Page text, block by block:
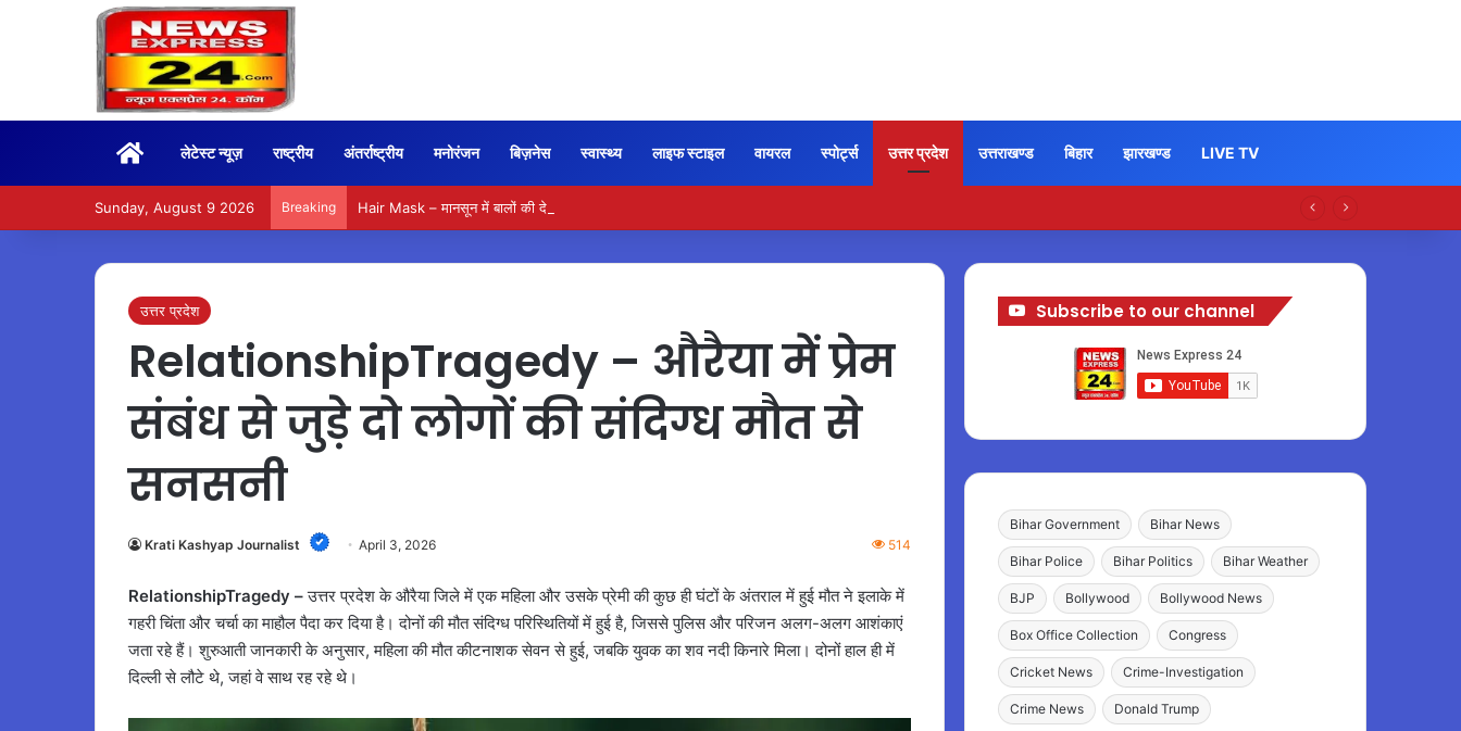
Homeलेटेस्ट न्यूज़ राष्ट्रीय अंतर्राष्ट्रीय मनोरंजन बिज़नेस स्वास्थ्य लाइफ स्टाइल वायरल स्पोर्ट्स उत्तर प्रदेश उत्तराखण्ड बिहार झारखण्ड LIVE TV
Sunday, August 9 2026 Breaking Hair Mask – मानसून में बालों की देखभाल के लिए आजमाएं अंडे का मास्क
उत्तर प्रदेश
RelationshipTragedy – औरैया में प्रेम
संबंध से जुड़े दो लोगों की संदिग्ध मौत से
सनसनी
Krati Kashyap Journalist April 3, 2026 514
RelationshipTragedy –उत्तर प्रदेश के औरैया जिले में एक महिला और उसके प्रेमी की कुछ ही घंटों के अंतराल में हुई मौत ने इलाके में
गहरी चिंता और चर्चा का माहौल पैदा कर दिया है। दोनों की मौत संदिग्ध परिस्थितियों में हुई है, जिससे पुलिस और परिजन अलग-अलग आशंकाएं
जता रहे हैं। शुरुआती जानकारी के अनुसार, महिला की मौत कीटनाशक सेवन से हुई, जबकि युवक का शव नदी किनारे मिला। दोनों हाल ही में
दिल्ली से लौटे थे, जहां वे साथ रह रहे थे।
Subscribe to our channel
Bihar Government Bihar News
Bihar Police Bihar Politics Bihar Weather
BJP Bollywood Bollywood News
Box Office Collection Congress
Cricket News Crime-Investigation
Crime News Donald Trump